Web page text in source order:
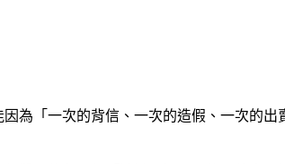
為「一次的背信、一次的造假、一次的出